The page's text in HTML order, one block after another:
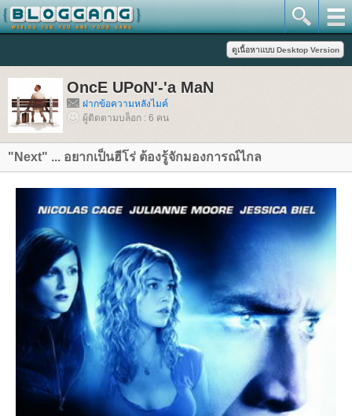
OncE UPoN'-'a MaN
ฝากข้อความหลังไมค์
ผู้ติดตามบล็อก : 6 คน
"Next" ... อยากเป็นฮีโร่ ต้องรู้จักมองการณ์ไกล